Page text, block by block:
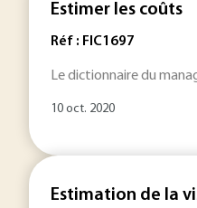
Estimer les coûts
Réf : FIC1697
Le dictionnaire du
10 oct. 2020
Estimation de la